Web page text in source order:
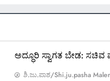
ಅದ್ಧೂರಿ ಸ್ವಾಗತ ಬೇಡ:
ಶಿ.ಜು.ಪಾಶ/Shi.ju.pasha